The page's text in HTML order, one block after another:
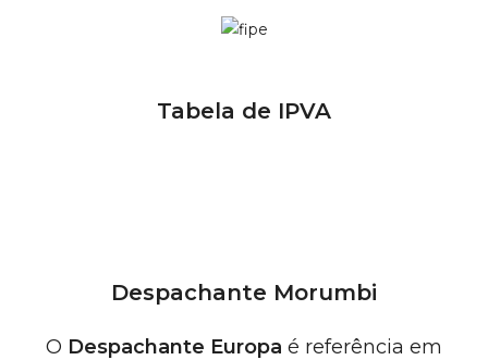
Tabela de IPVA
Despachante Morumbi
O Despachante Europa é referência em